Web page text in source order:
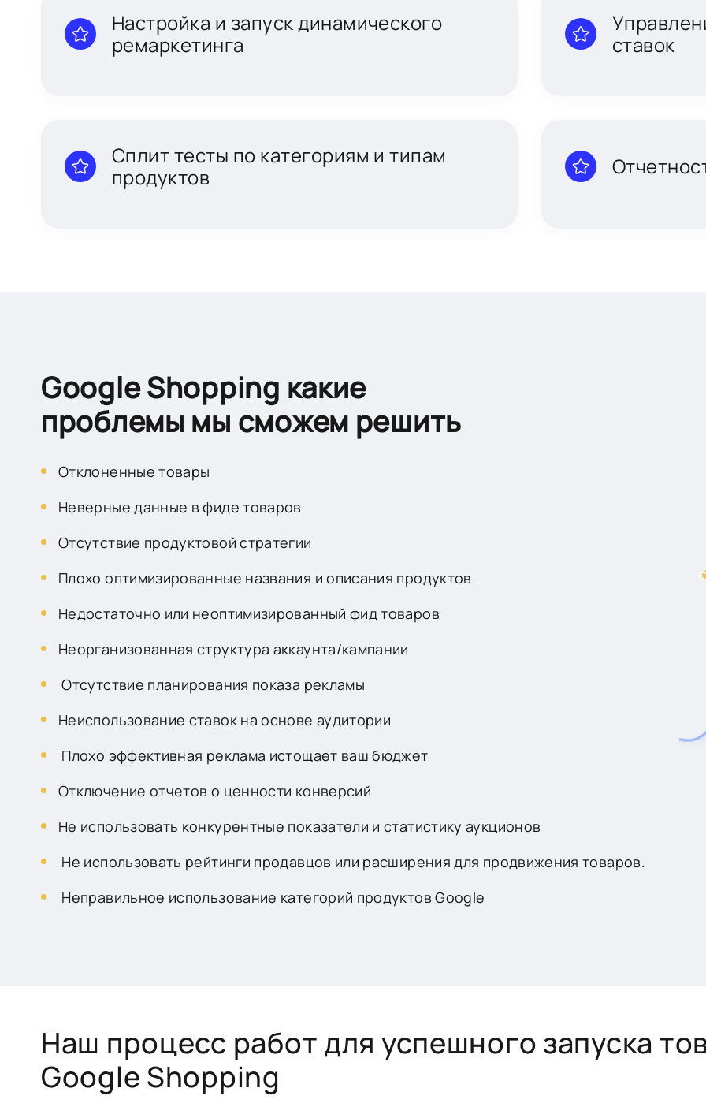
Настройка и запуск динамического
ремаркетинга
ставок
Сплит тесты по категориям и типам
продуктов
Google Shopping какие
проблемы мы сможем решить
Отклоненные товары
Неверные данные в фиде товаров
Отсутствие продуктовой стратегии
Плохо оптимизированные названия и описания продуктов.
Недостаточно или неоптимизированный фид товаров
Неорганизованная структура аккаунта/кампании
Отсутствие планирования показа рекламы
Неиспользование ставок на основе аудитории
Плохо эффективная реклама истощает ваш бюджет
Отключение отчетов о ценности конверсий
Не использовать конкурентные показатели и статистику аукционов
Не использовать рейтинги продавцов или расширения для продвижения товаров.
Неправильное использование категорий продуктов Google
Наш процесс работ для успешного запуска
Google Shopping